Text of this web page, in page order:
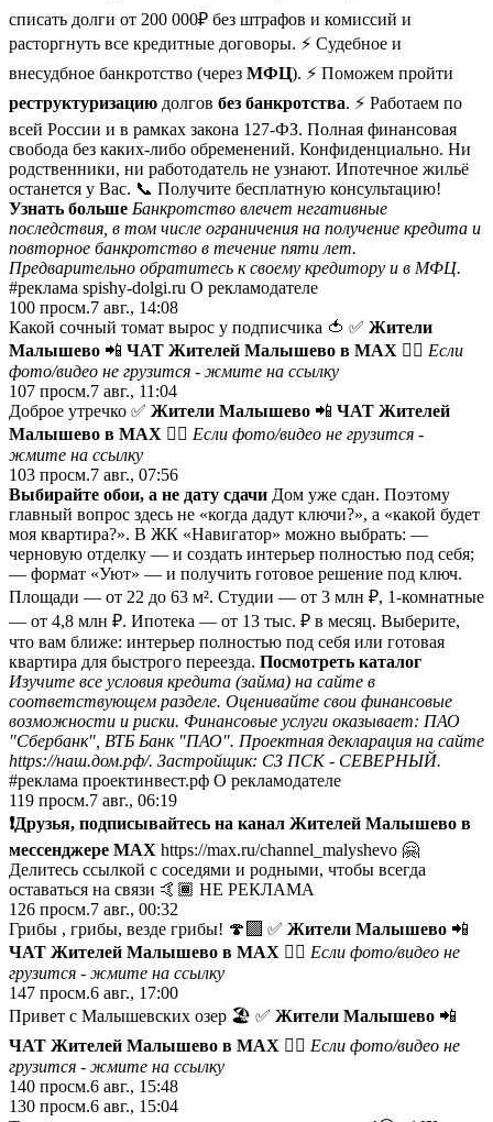
списать долги от 200 000₽ без штрафов и комиссий и
расторгнуть все кредитные договоры. ⚡ Судебное и
внесудбное банкротство (через МФЦ). ⚡ Поможем пройти
реструктуризацию долгов без банкротства. ⚡ Работаем по
всей России и в рамках закона 127-ФЗ. Полная финансовая
свобода без каких-либо обременений. Конфиденциально. Ни
родственники, ни работодатель не узнают. Ипотечное жильё
останется у Вас. 📞 Получите бесплатную консультацию!
Узнать больше Банкротство влечет негативные
последствия, в том числе ограничения на получение кредита и
повторное банкротство в течение пяти лет.
Предварительно обратитесь к своему кредитору и в МФЦ.
#реклама spishy-dolgi.ru О рекламодателе
100 просм.7 авг., 14:08
Какой сочный томат вырос у подписчика 🍅 ✅ Жители
Малышево 📲 ЧАТ Жителей Малышево в МАХ 😵‍💫 Если
фото/видео не грузится - жмите на ссылку
107 просм.7 авг., 11:04
Доброе утречко ✅ Жители Малышево 📲 ЧАТ Жителей
Малышево в МАХ 😵‍💫 Если фото/видео не грузится -
жмите на ссылку
103 просм.7 авг., 07:56
Выбирайте обои, а не дату сдачи Дом уже сдан. Поэтому
главный вопрос здесь не «когда дадут ключи?», а «какой будет
моя квартира?». В ЖК «Навигатор» можно выбрать: —
черновую отделку — и создать интерьер полностью под себя;
— формат «Уют» — и получить готовое решение под ключ.
Площади — от 22 до 63 м². Студии — от 3 млн ₽, 1-комнатные
— от 4,8 млн ₽. Ипотека — от 13 тыс. ₽ в месяц. Выберите,
что вам ближе: интерьер полностью под себя или готовая
квартира для быстрого переезда. Посмотреть каталог
Изучите все условия кредита (займа) на сайте в
соответствующем разделе. Оценивайте свои финансовые
возможности и риски. Финансовые услуги оказывает: ПАО
"Сбербанк", ВТБ Банк "ПАО". Проектная декларация на сайте
https://наш.дом.рф/. Застройщик: СЗ ПСК - СЕВЕРНЫЙ.
#реклама проектинвест.рф О рекламодателе
119 просм.7 авг., 06:19
❗️Друзья, подписывайтесь на канал Жителей Малышево в
мессенджере МАХ https://max.ru/channel_malyshevo 🤗
Делитесь ссылкой с соседями и родными, чтобы всегда
оставаться на связи 🤙🏾 НЕ РЕКЛАМА
126 просм.7 авг., 00:32
Грибы , грибы, везде грибы! 🍄‍🟫 ✅ Жители Малышево 📲
ЧАТ Жителей Малышево в МАХ 😵‍💫 Если фото/видео не
грузится - жмите на ссылку
147 просм.6 авг., 17:00
Привет с Малышевских озер 🏖️ ✅ Жители Малышево 📲
ЧАТ Жителей Малышево в МАХ 😵‍💫 Если фото/видео не
грузится - жмите на ссылку
140 просм.6 авг., 15:48
130 просм.6 авг., 15:04